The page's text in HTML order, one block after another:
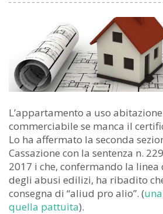
L’appartamento a uso
commerciabile se manca il
Lo ha affermato la seconda
Cassazione con la sentenza n.
2017 i che, confermando la
degli abusi edilizi, ha ribadito
consegna di “aliud pro alio”. (
quella pattuita).